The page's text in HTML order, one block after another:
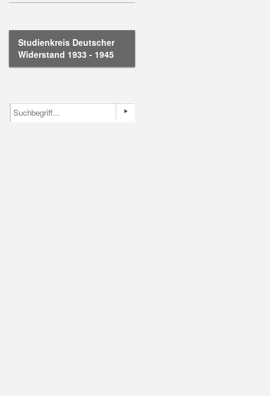
Studienkreis Deutscher
Widerstand 1933 - 1945